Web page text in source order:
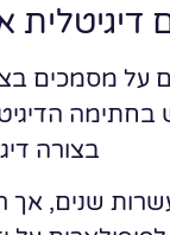
מסמכים
בצורה